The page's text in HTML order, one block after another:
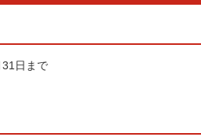
日まで